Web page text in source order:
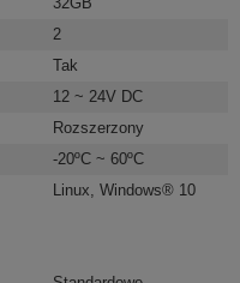
2
Tak
12 ~ 24V DC
Rozszerzony
-20ºC ~ 60ºC
Linux, Windows® 10